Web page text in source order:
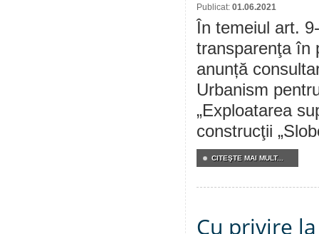
Publicat: 01.06.2021
În temeiul art.
transparenţa în
anunță
Urbanism
„Exploatarea
construcţii
CITEŞTE MAI MULT...
Cu privire